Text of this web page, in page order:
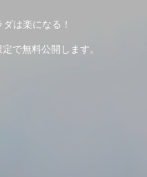
は楽になる！
で無料公開します。